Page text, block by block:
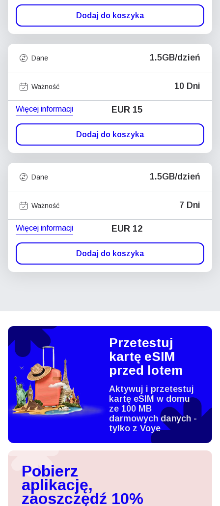
Dodaj do koszyka
Dane 1.5GB/dzień
Ważność 10 Dni
Więcej informacji EUR 15
Dodaj do koszyka
Dane 1.5GB/dzień
Ważność 7 Dni
Więcej informacji EUR 12
Dodaj do koszyka
Przetestuj
kartę eSIM
przed lotem
Aktywuj i przetestuj
kartę eSIM w domu
ze 100 MB
darmowych danych -
tylko z Voye
Pobierz
aplikację,
zaoszczędź 10%